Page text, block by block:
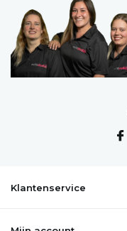
Klantenservice